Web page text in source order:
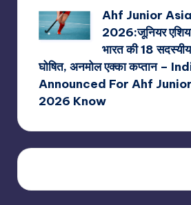
Ahf Junior
2026:जूनियर
भारत की 18
घोषित, अनमोल एक्का कप्तान –
Announced For Ahf
2026 Know